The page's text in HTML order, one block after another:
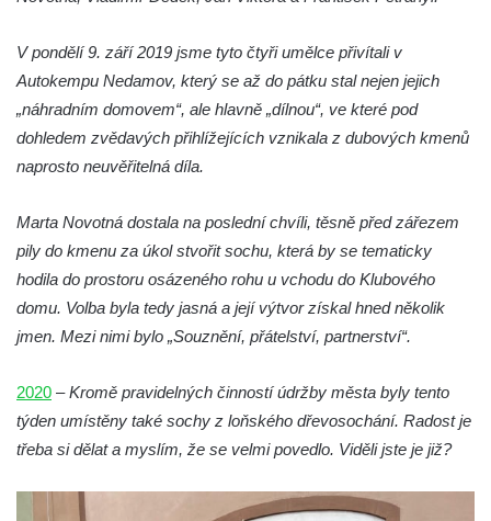
Socha Přátelství v ZOO Hluboká
Socha Matka příroda v ZOO Hluboká
Socha Kudlanka v ZOO Hluboká
Socha Rys číhající na srnu v ZOO Hluboká
Socha Orlice v ZOO Hluboká
Socha Tygr v ZOO Hluboká
Socha Želva v ZOO Hluboká
Socha Včela v ZOO Hluboká
Socha Housenka v ZOO Hluboká
Socha Nosorožík v ZOO Hluboká
Socha Rosomák v ZOO Hluboká
V pondělí 9. září 2019 jsme tyto čtyři umělce přivítali v
Autokempu Nedamov, který se až do pátku stal nejen jejich
„náhradním domovem“, ale hlavně „dílnou“, ve které pod
dohledem zvědavých přihlížejících vznikala z dubových kmenů
naprosto neuvěřitelná díla.
Marta Novotná dostala na poslední chvíli, těsně před zářezem
pily do kmenu za úkol stvořit sochu, která by se tematicky
hodila do prostoru osázeného rohu u vchodu do Klubového
domu. Volba byla tedy jasná a její výtvor získal hned několik
jmen. Mezi nimi bylo „Souznění, přátelství, partnerství“.
2020 –Kromě pravidelných činností údržby města byly tento
týden umístěny také sochy z loňského dřevosochání. Radost je
třeba si dělat a myslím, že se velmi povedlo. Viděli jste je již?